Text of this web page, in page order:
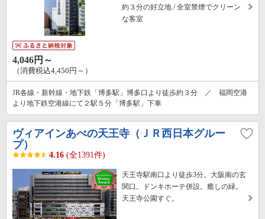
約３分の好立地 / 全室禁煙でクリーン
な客室
4,046円～
（消費税込4,450円～）
JR各線・新幹線・地下鉄「博多駅」博多口より徒歩約３分 ／ 福岡空港
より地下鉄空港線にて２駅５分「博多駅」下車
ヴィアインあべの天王寺（ＪＲ西日本グルー
プ）
4.16 (全1391件)
天王寺駅南口より徒歩3分。大阪南の玄
関口。ドンキホーテ併設。癒しの緑。
天王寺公園すぐ。